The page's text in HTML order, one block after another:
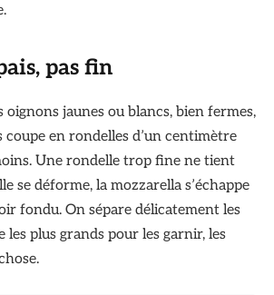
pas fin
oignons jaunes ou blancs, bien fermes,
coupe en rondelles d’un centimètre
Une rondelle trop fine ne tient
se déforme, la mozzarella s’échappe
fondu. On sépare délicatement les
les plus grands pour les garnir, les